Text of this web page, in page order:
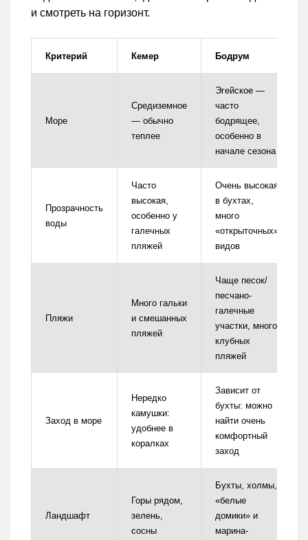
и смотреть на горизонт.
Критерий Кемер Бодрум
Море
Средиземное
— обычно
теплее
Эгейское —
часто
бодрящее,
особенно в
начале сезона
Прозрачность
воды
Часто
высокая,
особенно у
галечных
пляжей
Очень высокая
в бухтах,
много
«открыточных»
видов
Пляжи
Много гальки
и смешанных
пляжей
Чаще песок/
песчано-
галечные
участки, много
клубных
пляжей
Заход в море
Нередко
камушки:
удобнее в
коралках
Зависит от
бухты: можно
найти очень
комфортный
заход
Ландшафт
Горы рядом,
зелень,
сосны
Бухты, холмы,
«белые
домики» и
марина-